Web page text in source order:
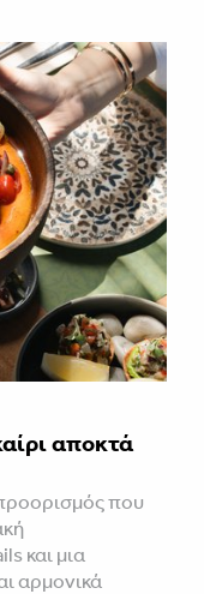
αποκτά
που
και μια
αρμονικά